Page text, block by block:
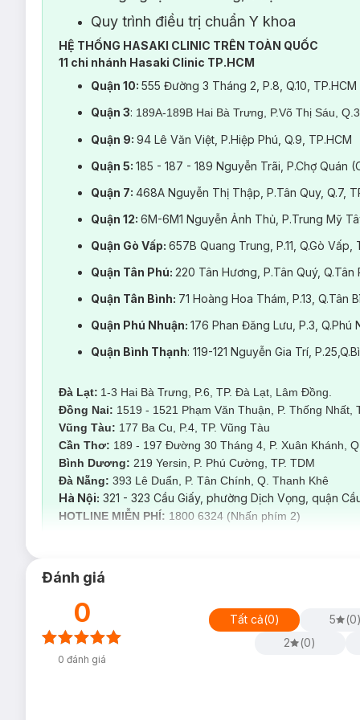
Làm đầy phần lõi tóc, giúp tóc chắc khỏe và giảm xù rối.
Thích hợp cho tóc hư tổn nặng do hóa chất hoặc yếu do cơ địa.
Hiệu quả rõ rệt sau liệu trình 3–5 lần.
4. Phục Hồi Epres (Size XS → Max)
Dòng phục hồi công nghệ liên kết phân tử mới (không cần
Tăng khả năng giữ màu tóc nhuộm, làm tóc mềm, không bết
Phù hợp với khách hàng muốn phục hồi nhẹ, an toàn, không
5. Phục Hồi K18 (Size XS →MAX)
Công nghệ phục hồi đột phá từ Mỹ, tái tạo liên kết
Phục hồi tóc từ cấp độ vi mô chỉ sau 4 phút.
K18 hoạt động sau khi gội, không cần xả lại, hiệu quả kéo dài
Hair Repair – Deep Conditioning – Moisture Treatment at
A solution to revive dry, damaged, and lifeless hair
Weak, frizzy, split, or brittle hair is a clear sign of internal
repair, deep conditioning, and moisturizing treatments are
Instantly hydrates dry and dehydrated hair.
Leaves hair silky, shiny, and healthy-looking after the first
Ideal for hair frequently exposed to heat (blow dryers,
Each size corresponds to hair length and thickness to
Quy trình điều trị chuẩn Y khoa
HỆ THỐNG HASAKI CLINIC TRÊN TOÀN QUỐC
11 chi nhánh Hasaki Clinic TP.HCM
Quận 10: 555 Đường 3 Tháng 2, P.8, Q.10, TP.HCM
Quận 3: 189A-189B Hai Bà Trưng, P.Võ Thị Sáu,
Quận 9: 94 Lê Văn Việt, P.Hiệp Phú, Q.9, TP.HCM
Quận 5: 185 - 187 - 189 Nguyễn Trãi, P.Chợ Quán
Quận 7: 468A Nguyễn Thị Thập, P.Tân Quy, Q.7,
Quận 12: 6M-6M1 Nguyễn Ảnh Thủ, P.Trung Mỹ
Quận Gò Vấp: 657B Quang Trung, P.11, Q.Gò Vấp,
Quận Tân Phú: 220 Tân Hương, P.Tân Quý, Q.Tân
Quận Tân Bình: 71 Hoàng Hoa Thám, P.13, Q.Tân
Quận Phú Nhuận: 176 Phan Đăng Lưu, P.3, Q.Phú
Quận Bình Thạnh: 119-121 Nguyễn Gia Trí,
Đà Lạt: 1-3 Hai Bà Trưng, P.6, TP. Đà Lạt, Lâm Đồng.
Đồng Nai: 1519 - 1521 Phạm Văn Thuận, P. Thống Nhất,
Vũng Tàu: 177 Ba Cu, P.4, TP. Vũng Tàu
Cần Thơ: 189 - 197 Đường 30 Tháng 4, P. Xuân Khánh,
Bình Dương: 219 Yersin, P. Phú Cường, TP. TDM
Đà Nẵng: 393 Lê Duẩn, P. Tân Chính, Q. Thanh Khê
Hà Nội: 321 - 323 Cầu Giấy, phường Dịch Vọng, quận
HOTLINE MIỄN PHÍ: 1800 6324 (Nhấn phím 2)
Đánh giá
0
0 đánh giá
Tất cả(0) 5 (0)
2
(0)